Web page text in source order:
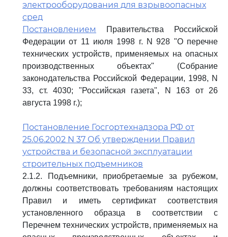
электрооборудования для взрывоопасных
сред
Постановлением
Правительства Российской
Федерации от 11 июля 1998 г. N 928 "О перечне
технических устройств, применяемых на опасных
производственных объектах" (Собрание
законодательства Российской Федерации, 1998, N
33, ст. 4030; "Российская газета", N 163 от 26
августа 1998 г.);
Постановление Госгортехнадзора РФ от
25.06.2002 N 37 Об утверждении Правил
устройства и безопасной эксплуатации
строительных подъемников
2.1.2. Подъемники, приобретаемые за рубежом,
должны соответствовать требованиям настоящих
Правил и иметь сертификат соответствия
установленного образца в соответствии с
Перечнем технических устройств, применяемых на